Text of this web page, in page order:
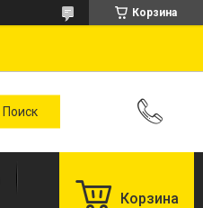
Корзина
Корзина